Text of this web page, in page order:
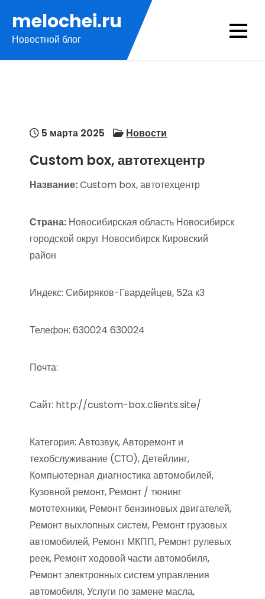
содержимому
melochei.ru
Новостной блог
5 марта 2025 Новости
Custom box, автотехцентр
Название:Custom box, автотехцентр
Страна: Новосибирская область Новосибирск
городской округ Новосибирск Кировский
район
Индекс: Сибиряков-Гвардейцев, 52а к3
Телефон: 630024 630024
Почта:
Cайт: http://custom-box.clients.site/
Категория: Автозвук, Авторемонт и
техобслуживание (СТО), Детейлинг,
Компьютерная диагностика автомобилей,
Кузовной ремонт, Ремонт / тюнинг
мототехники, Ремонт бензиновых двигателей,
Ремонт выхлопных систем, Ремонт грузовых
автомобилей, Ремонт МКПП, Ремонт рулевых
реек, Ремонт ходовой части автомобиля,
Ремонт электронных систем управления
автомобиля, Услуги по замене масла,